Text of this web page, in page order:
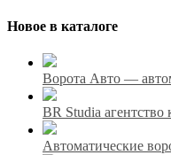
Новое в каталоге
Ворота Авто —
BR Studia
Автоматические